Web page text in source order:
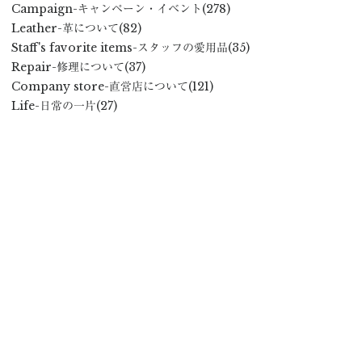
Campaign-キャンペーン・イベント (278)
Leather-革について(82)
Staff's favorite items-スタッフの愛用品(35)
Repair-修理について(37)
Company store-直営店について(121)
Life-日常の一片(27)